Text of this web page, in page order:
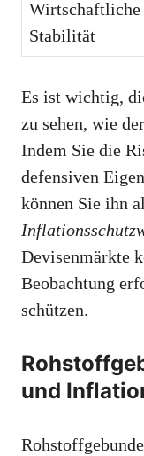
Wirtschaftliche
Stabilität
Es ist wichtig,
zu sehen, wie
Indem Sie die
defensiven
können Sie ihn
Devisenmärkte
Beobachtung
schützen.
und